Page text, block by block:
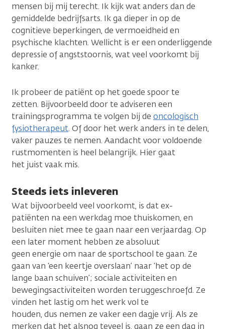
mensen bij mij terecht. Ik kijk wat anders dan de
gemiddelde bedrijfsarts. Ik ga dieper in op de
cognitieve beperkingen, de vermoeidheid en
psychische klachten. Wellicht is er een onderliggende
depressie of angststoornis, wat veel voorkomt bij
kanker.
Ik probeer de patiënt op het goede spoor te
zetten. Bijvoorbeeld door te adviseren een
trainingsprogramma te volgen bij de oncologisch
fysiotherapeut. Of door het werk anders in te delen,
vaker pauzes te nemen. Aandacht voor voldoende
rustmomenten is heel belangrijk. Hier gaat
het juist vaak mis.
Steeds iets inleveren
Wat bijvoorbeeld veel voorkomt, is dat ex-
patiënten na een werkdag moe thuiskomen, en
besluiten niet mee te gaan naar een verjaardag. Op
een later moment hebben ze absoluut
geen energie om naar de sportschool te gaan. Ze
gaan van ‘een keertje overslaan’ naar ‘het op de
lange baan schuiven’; sociale activiteiten en
bewegingsactiviteiten worden teruggeschroefd. Ze
vinden het lastig om het werk vol te
houden, dus nemen ze vaker een dagje vrij. Als ze
merken dat het alsnog teveel is, gaan ze een dag in